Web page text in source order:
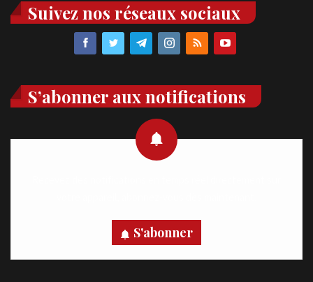
Suivez nos réseaux sociaux
S’abonner aux notifications
S'abonner